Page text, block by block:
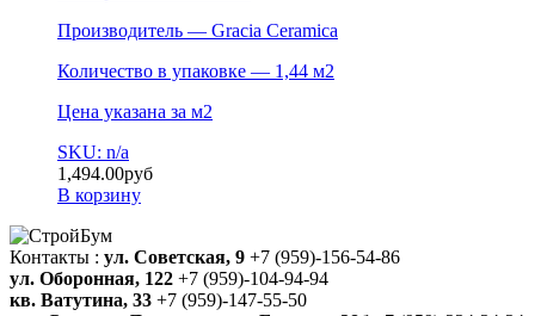
Производитель — Gracia Ceramica
Количество в упаковке — 1,44 м2
Цена указана за м2
SKU: n/a
1,494.00руб
В корзину
Контакты : ул. Советская, 9 +7 (959)-156-54-86
ул. Оборонная, 122 +7 (959)-104-94-94
кв. Ватутина, 33 +7 (959)-147-55-50